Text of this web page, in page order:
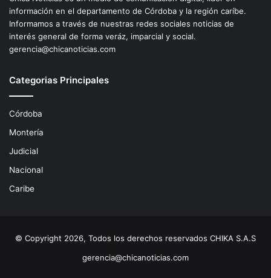
información en el departamento de Córdoba y la región caríbe.
Informamos a través de nuestras redes sociales noticias de
interés general de forma veráz, imparcial y social.
gerencia@chicanoticias.com
Categorias Principales
Córdoba
Montería
Judicial
Nacional
Caribe
© Copyright 2026, Todos los derechos reservados CHIKA S.A.S
gerencia@chicanoticias.com